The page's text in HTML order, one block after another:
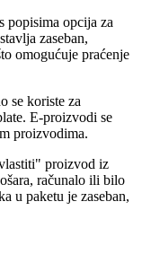
popisima opcija za
zaseban,
omogućuje praćenje
se koriste za
E-proizvodi se
proizvodima.
proizvod iz
računalo ili bilo
u paketu je zaseban,